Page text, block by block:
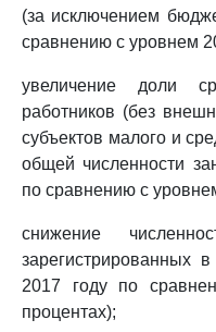
(за исключением
сравнению с уровнем
увеличение доли
работников (без
субъектов малого и
общей численности
по сравнению с
снижение
зарегистрированных
2017 году по
процентах);